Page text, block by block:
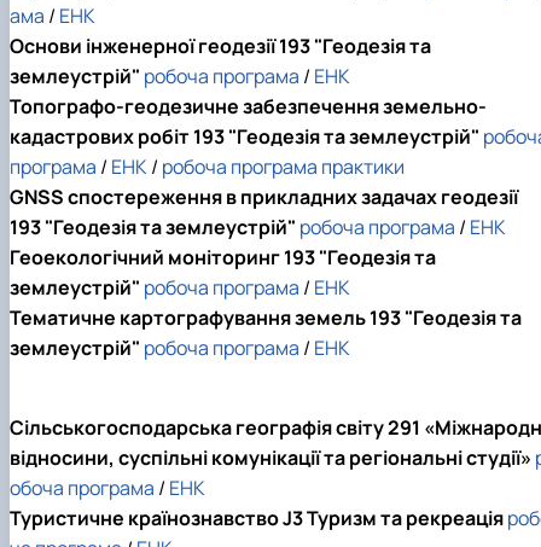
ама / ЕНК
Основи інженерної геодезії 193 "Геодезія та
землеустрій" робоча програма / ЕНК
Топографо-геодезичне забезпечення земельно-
кадастровихробіт 193 "Геодезія та землеустрій"
програма / ЕНК/ робоча програма практики
GNSS спостереження в прикладних задачах геодезії
193 "Геодезія та землеустрій" робоча програма / ЕНК
Геоекологічний моніторинг 193 "Геодезія та
землеустрій" робоча програма / ЕНК
Тематичне картографування земель 193 "Геодезія та
землеустрій" робоча програма / ЕНК
Сільськогосподарська географія світу 291
відносини, суспільні комунікації та регіональні студії»
обоча програма / ЕНК
Туристичне країнознавство J3 Туризм та рекреація